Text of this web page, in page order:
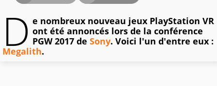
D e nombreux nouveau jeux PlayStation VR
ont été annoncés lors de la conférence
PGW 2017 de Sony. Voici l'un d'entre eux :
Megalith.